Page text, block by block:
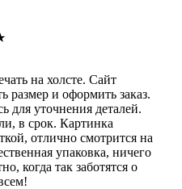
на холсте. Сайт
размер и оформить заказ.
для уточнения деталей.
в срок. Картинка
отлично смотрится на
упаковка, ничего
когда так заботятся о